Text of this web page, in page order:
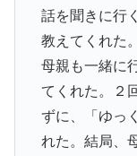
話を聞きに行
教えてくれた
母親も一緒に
てくれた。２
ずに、「ゆっ
れた。結局、